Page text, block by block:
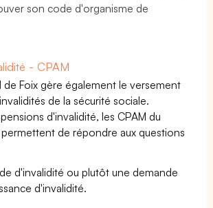
son code d'organisme de
- CPAM
de Foix gère également le versement
de la sécurité sociale.
d'invalidité, les CPAM du
de répondre aux questions
d'invalidité ou plutôt une demande
d'invalidité.